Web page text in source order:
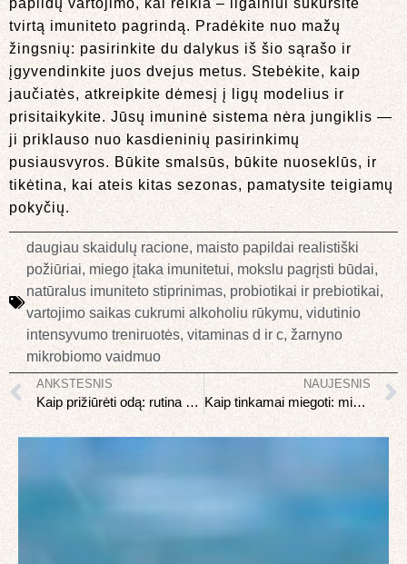
tvirtą imuniteto pagrindą. Pradėkite nuo mažų
žingsnių: pasirinkite du dalykus iš šio sąrašo ir
įgyvendinkite juos dvejus metus. Stebėkite, kaip
jaučiatės, atkreipkite dėmesį į ligų modelius ir
prisitaikykite. Jūsų imuninė sistema nėra jungiklis —
ji priklauso nuo kasdieninių pasirinkimų
pusiausvyros. Būkite smalsūs, būkite nuoseklūs, ir
tikėtina, kai ateis kitas sezonas, pamatysite teigiamų
pokyčių.
daugiau skaidulų racione, maisto papildai realistiški
požiūriai, miego įtaka imunitetui, mokslu pagrįsti būdai,
natūralus imuniteto stiprinimas, probiotikai ir prebiotikai,
vartojimo saikas cukrumi alkoholiu rūkymu, vidutinio
intensyvumo treniruotės, vitaminas d ir c, žarnyno
mikrobiomo vaidmuo
ANKSTESNIS
Kaip prižiūrėti odą: rutina pagal odos tipą
NAUJESNIS
Kaip tinkamai miegoti: miego higienos vadovas